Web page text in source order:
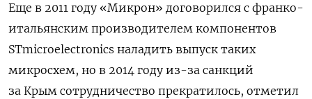
Еще в 2011 году «Микрон» договорился с франко-
итальянским производителем компонентов
STmicroelectronics наладить выпуск таких
микросхем, но в 2014 году из-за санкций
за Крым сотрудничество прекратилось, отметил